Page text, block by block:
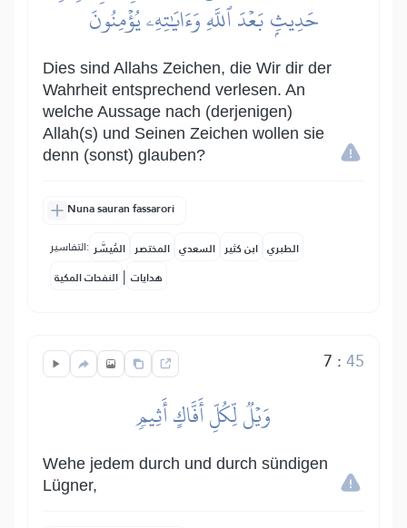
حَدِيثِۭ بَعۡدَ ٱللَّهِ وَءَايَٰتِهِۦ يُؤۡمِنُونَ
Dies sind Allahs Zeichen, die Wir dir der
Wahrheit entsprechend verlesen. An
welche Aussage nach (derjenigen)
Allah(s) und Seinen Zeichen wollen sie
denn (sonst) glauben?
Nuna sauran fassarori
التفاسير: المُيسَّر المختصر السعدي ابن كثير الطبري
النفحات المكية | هدايات
7 :45
وَيۡلٞ لِّكُلِّ أَفَّاكٍ أَثِيمٖ
Wehe jedem durch und durch sündigen
Lügner,